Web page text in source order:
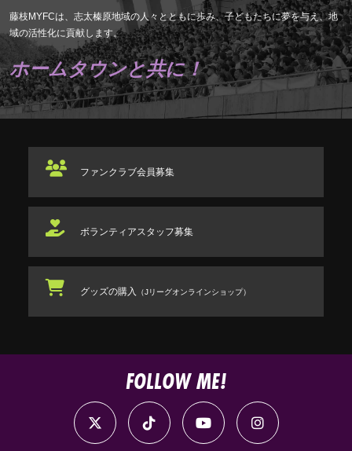
藤枝MYFCは、志太榛原地域の人々とともに歩み、子どもたちに夢を与え、地
域の活性化に貢献します。
ホームタウンと共に！
ファンクラブ会員募集
ボランティアスタッフ募集
グッズの購入 （Jリーグオンラインショップ）
FOLLOW ME!